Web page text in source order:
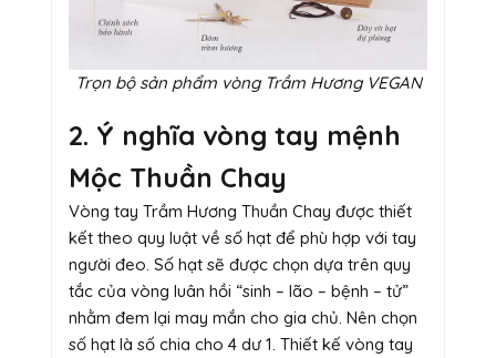
Trọn bộ sản phẩm vòng Trầm Hương VEGAN
2. Ý nghĩa vòng tay mệnh
Mộc Thuần Chay
Vòng tay Trầm Hương Thuần Chay được thiết
kết theo quy luật về số hạt để phù hợp với tay
người đeo. Số hạt sẽ được chọn dựa trên quy
tắc của vòng luân hồi “sinh – lão – bệnh – tử”
nhằm đem lại may mắn cho gia chủ. Nên chọn
số hạt là số chia cho 4 dư 1. Thiết kế vòng tay